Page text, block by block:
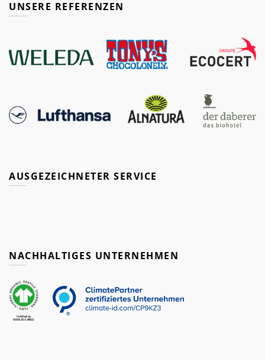
UNSERE REFERENZEN
AUSGEZEICHNETER SERVICE
NACHHALTIGES UNTERNEHMEN